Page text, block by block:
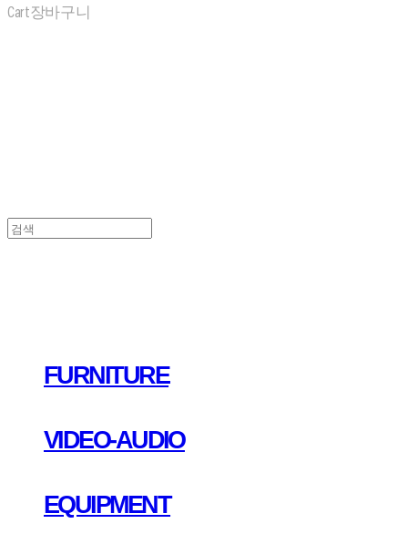
Cart장바구니
FURNITURE
VIDEO-AUDIO
EQUIPMENT